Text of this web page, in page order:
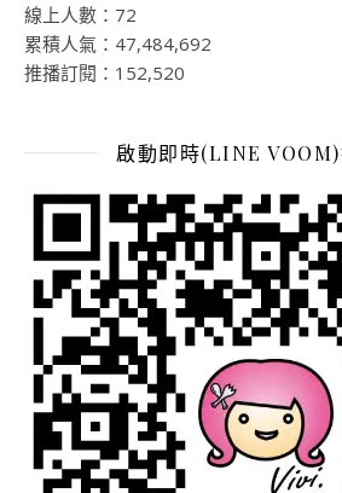
線上人數：72
累積人氣：47,484,692
推播訂閱：152,520
啟動即時(LINE